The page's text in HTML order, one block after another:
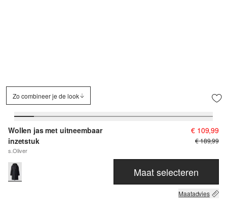
Zo combineer je de look
Wollen jas met uitneembaar
inzetstuk
s.Oliver
€ 109,99
€ 189,99
Maat selecteren
Maatadvies